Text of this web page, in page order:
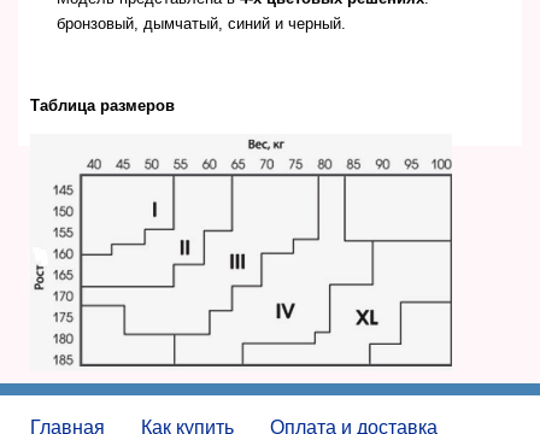
бронзовый, дымчатый, синий и черный.
Таблица размеров
Главная Как купить Оплата и доставка